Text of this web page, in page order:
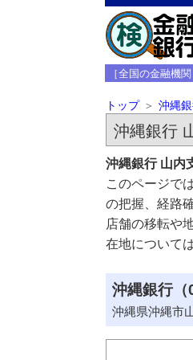
［全国の金融機
トップ 沖縄
沖縄銀行
沖縄銀行 山内
このページで
の把握、経路
店舗の移転や
在地について
沖縄銀行
沖縄県沖縄市